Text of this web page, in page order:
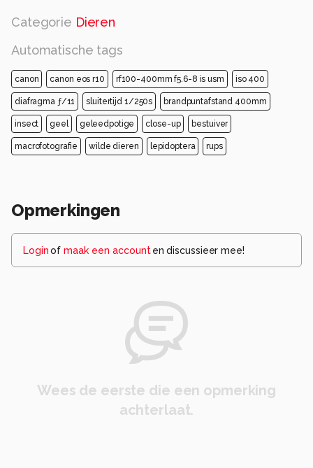
Categorie Dieren
Automatische tags
canon canon eos r10 rf100-400mm f5.6-8 is usm iso 400
diafragma ƒ/11 sluitertijd 1/250s brandpuntafstand 400mm
insect geel geleedpotige close-up bestuiver
macrofotografie wilde dieren lepidoptera rups
Opmerkingen
Loginof maak een account en discussieer mee!
Wees de eerste die een opmerking
achterlaat.